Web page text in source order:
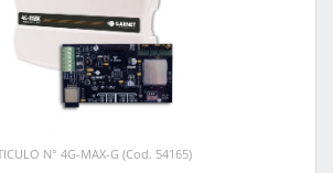
N° 4G-MAX-G (Cod. 54165)